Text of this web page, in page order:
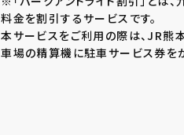
料金を割引するサービスです。
本サービスをご利用の際は、JR熊
車場の精算機に駐車サービス券を